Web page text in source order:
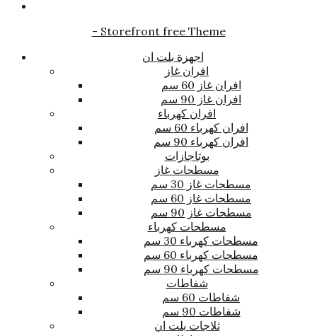
- Storefront free Theme
اجهزة بلت ان
افران غاز
افران غاز 60 سم
افران غاز 90 سم
افران كهرباء
افران كهرباء 60 سم
افران كهرباء 90 سم
بوتاجازات
مسطحات غاز
مسطحات غاز 30 سم
مسطحات غاز 60 سم
مسطحات غاز 90 سم
مسطحات كهرباء
مسطحات كهرباء 30 سم
مسطحات كهرباء 60 سم
مسطحات كهرباء 90 سم
شفاطات
شفاطات 60 سم
شفاطات 90 سم
ثلاجات بلت ان